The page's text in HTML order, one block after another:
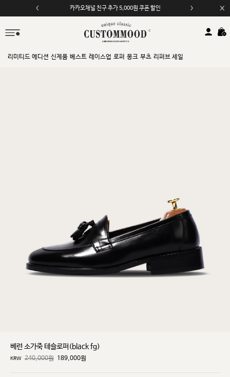
카카오채널 친구 추가 5,000원 쿠폰 할인
모바일 앱 자동 2,000원 할인
리미티드 에디션 신제품 베스트 레이스업 로퍼 몽크 부츠 리퍼브 세일
베런 소가죽 테슬로퍼(black fg)
KRW 240,000원 189,000원